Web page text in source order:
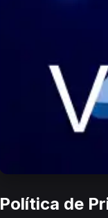
Política de